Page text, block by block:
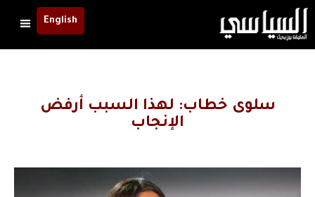
English
سلوى خطاب: لهذا السبب أرفض
الإنجاب